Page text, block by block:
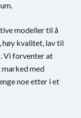
modeller til å
høy kvalitet, lav til
Vi forventer at
med
noe etter i et